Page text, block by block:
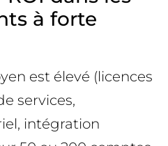
à forte
est élevé (licences
services,
intégration